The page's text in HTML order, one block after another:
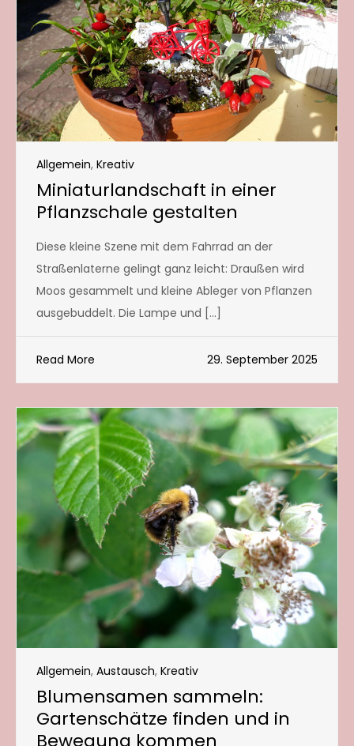
Allgemein, Kreativ
Miniaturlandschaft in einer
Pflanzschale gestalten
Diese kleine Szene mit dem Fahrrad an der
Straßenlaterne gelingt ganz leicht: Draußen wird
Moos gesammelt und kleine Ableger von Pflanzen
ausgebuddelt. Die Lampe und […]
Read More 29. September 2025
Allgemein, Austausch, Kreativ
Blumensamen sammeln:
Gartenschätze finden und in
Bewegung kommen